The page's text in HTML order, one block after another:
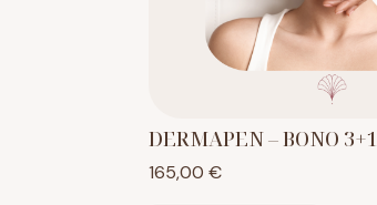
DERMAPEN – BONO 3+1
165,00€